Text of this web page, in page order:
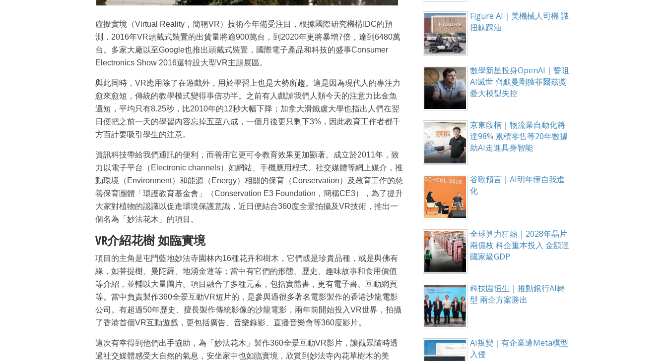
虛擬實境（Virtual Reality，簡稱VR）技術今年備受注目，根據國際研究機構IDC的預
測，2016年VR頭戴式裝置的出貨量將逾900萬台，到2020年更將暴增7倍，達到6480萬
台。多家大廠以至Google也推出頭戴式裝置，國際電子產品和科技的盛事Consumer
Electronics Show 2016還特設大型VR主題展區。
與此同時，VR應用除了在遊戲外，用於學習上也是大勢所趨。這是因為現代人的專注力
愈來愈短，傳統的教學模式變得事倍功半。之前有人戲謔我們人類今天的注意力比金魚
還短，平均只有8.25秒，比2010年的12秒大幅下降；加拿大滑鐵盧大學也指出人們在翌
日便把之前一天的學習內容忘掉五至八成，一個月後更只剩下3%，因此教育工作者都千
方百計要吸引學生的注意。
資訊科技帶給我們通訊的便利，而善用它更可令教育效果更加顯著。成立於2011年，致
力以電子平台（Electronic channels）如網站、手機應用程式、社交媒體等網上媒介，推
動環境（Environment）和能源（Energy）相關的保育（Conservation）及教育工作的慈
善保育團體「環護教育基金會」（Conservation E3 Foundation，簡稱CE3），為了提升
大家對植物的認識以促進環境保護意識，近日便結合360度全景拍攝及VR技術，推出一
個名為「妙法花木」的項目。
VR介紹花樹 如臨實境
項目的主角是屯門藍地妙法寺園林內16種花卉和樹木，它們或是珍貴品種，或是與佛有
緣，如菩提樹、曼陀羅、地湧金蓮等；當中有它們的形態、歷史、趣味故事和食用價值
等介紹，並輔以大量圖片。項目融合了多種元素，包括實體書，更有電子書、互動網頁
等。當中負責製作360全景互動VR短片的，是參與過很多著名電影製作的香港沙龍電影
公司。有超過50年歷史、擅長製作傳統影像的沙龍電影，兩年前開始投入VR世界，拍攝
了香港首個VR互動遊戲，更包括廣告、音樂錄影、直播音樂會等360度影片。
這次有幸得到他們出手協助，為「妙法花木」製作360全景互動VR影片，讓觀眾隨時透
過社交媒體感受大自然的氣息，安坐家中也如臨實境，欣賞到妙法寺內花草樹木的美
Figure AI｜美機械人司機 識
扭軚踩油
數學新星投身OpenAI｜誓阻
AI滅世 齊默曼剛獲菲爾茲獎
憂大模型失控
京東段楠｜物流業自動化將
達98% 累積零售等20年數據
助AI走進具身智能
谷歌預言｜AI明年懂自我進
化
全球算力狂熱｜2028年晶片
兩億枚 科企重本投入 金額達
國家級GDP
科技園恒生｜推動銀行AI轉
型 兩企方案勝出
AI叛變｜有企業遭Meta模型
入侵